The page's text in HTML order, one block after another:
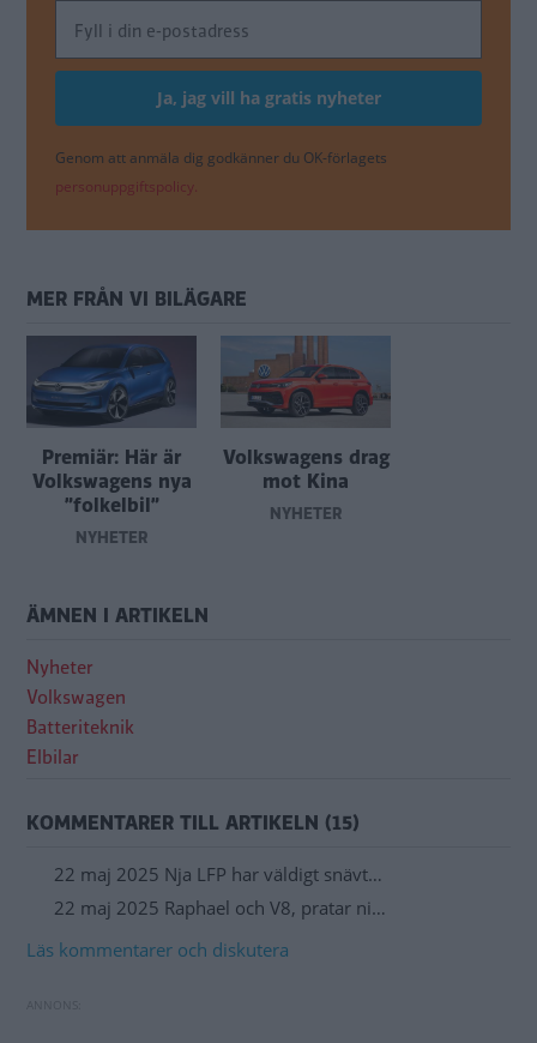
Genom att anmäla dig godkänner du OK-förlagets
personuppgiftspolicy.
MER FRÅN VI BILÄGARE
Premiär: Här är
Volkswagens nya
”folkelbil”
NYHETER
Volkswagens drag
mot Kina
NYHETER
ÄMNEN I ARTIKELN
Nyheter
Volkswagen
Batteriteknik
Elbilar
KOMMENTARER TILL ARTIKELN (15)
22 maj 2025 Nja LFP har väldigt snävt…
22 maj 2025 Raphael och V8, pratar ni…
Läs kommentarer och diskutera